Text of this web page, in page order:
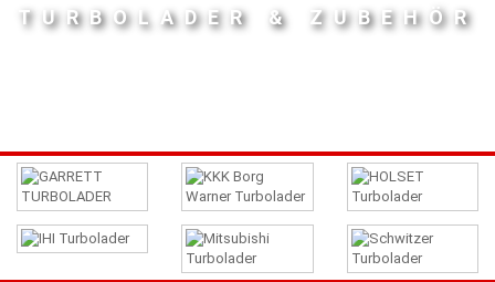
TURBOLADER & ZUBEHÖR